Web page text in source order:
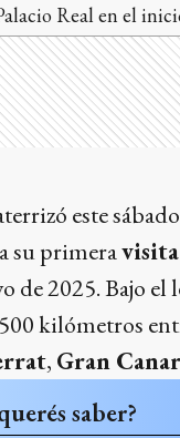
Real en el
este
su primera
de 2025. Bajo el
kilómetros
, Gran
saber?